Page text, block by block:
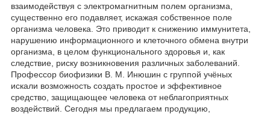
взаимодействуя с электромагнитным полем организма,
существенно его подавляет, искажая собственное поле
организма человека. Это приводит к снижению иммунитета,
нарушению информационного и клеточного обмена внутри
организма, в целом функционального здоровья и, как
следствие, риску возникновения различных заболеваний.
Профессор биофизики В. М. Инюшин с группой учёных
искали возможность создать простое и эффективное
средство, защищающее человека от неблагоприятных
воздействий. Сегодня мы предлагаем продукцию,